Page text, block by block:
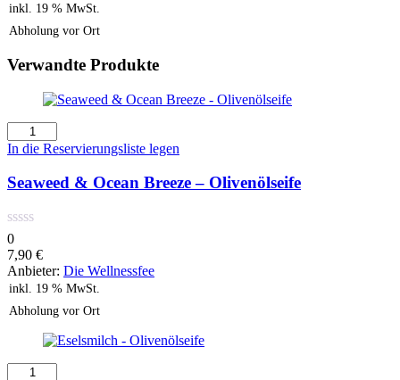
inkl. 19 % MwSt.
Abholung vor Ort
Verwandte Produkte
Seaweed
&
Breeze
-
Menge
In die Reservierungsliste legen
Seaweed & Ocean Breeze – Olivenölseife
0
7,90 €
Anbieter: Die Wellnessfee
inkl. 19 % MwSt.
Abholung vor Ort
Eselsmilch